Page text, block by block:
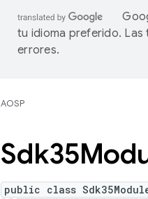
tu idioma preferido.
errores.
AOSP
public class